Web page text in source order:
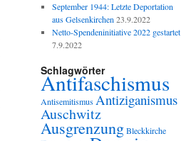
September 1944: Letzte Deportation
aus Gelsenkirchen 23.9.2022
Netto-Spendeninitiative 2022 gestartet
7.9.2022
Schlagwörter
Antifaschismus
Antisemitismus Antiziganismus
Auschwitz
AusgrenzungBleckkirche